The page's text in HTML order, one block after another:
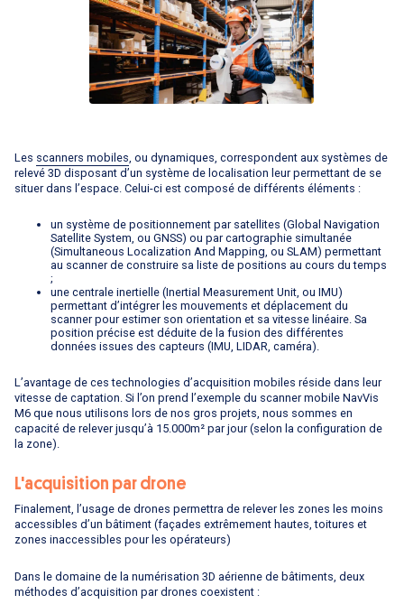
Les scanners mobiles , ou dynamiques, correspondent aux systèmes de
relevé 3D disposant d’un système de localisation leur permettant de se
situer dans l’espace. Celui-ci est composé de différents éléments :
un système de positionnement par satellites (Global Navigation
Satellite System, ou GNSS) ou par cartographie simultanée
(Simultaneous Localization And Mapping, ou SLAM) permettant
au scanner de construire sa liste de positions au cours du temps
;
une centrale inertielle (Inertial Measurement Unit, ou IMU)
permettant d’intégrer les mouvements et déplacement du
scanner pour estimer son orientation et sa vitesse linéaire. Sa
position précise est déduite de la fusion des différentes
données issues des capteurs (IMU, LIDAR, caméra).
L’avantage de ces technologies d’acquisition mobiles réside dans leur
vitesse de captation. Si l’on prend l’exemple du scanner mobile NavVis
M6 que nous utilisons lors de nos gros projets, nous sommes en
capacité de relever jusqu’à 15.000m² par jour (selon la configuration de
la zone).
L'acquisition par drone
Finalement, l’usage de drones permettra de relever les zones les moins
accessibles d’un bâtiment (façades extrêmement hautes, toitures et
zones inaccessibles pour les opérateurs)
Dans le domaine de la numérisation 3D aérienne de bâtiments, deux
méthodes d’acquisition par drones coexistent :